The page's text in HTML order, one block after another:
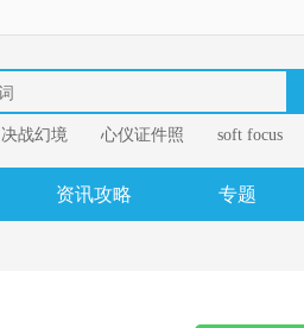
决战幻境 心仪证件照
soft focus
资讯攻略 专题